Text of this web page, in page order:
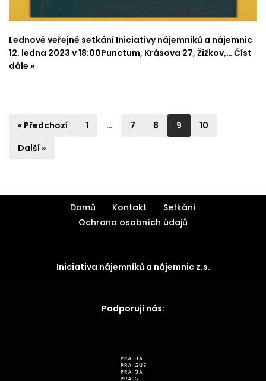
Lednové veřejné setkání Iniciativy nájemníků a nájemnic
12. ledna 2023 v 18:00Punctum, Krásova 27, Žižkov,… Číst
dále »
« Předchozí 1 … 7 8 9
10
Další »
Domů Kontakt
Setkání
Ochrana osobních údajů
Iniciativa nájemníků a nájemnic z.s.
Podporují nás: